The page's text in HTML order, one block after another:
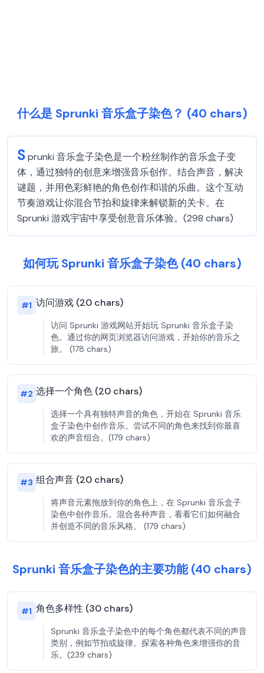
什么是 Sprunki 音乐盒子染色？ (40 chars)
Sprunki 音乐盒子染色是一个粉丝制作的音乐盒子变
体，通过独特的创意来增强音乐创作。结合声音，解决
谜题，并用色彩鲜艳的角色创作和谐的乐曲。这个互动
节奏游戏让你混合节拍和旋律来解锁新的关卡。在
Sprunki 游戏宇宙中享受创意音乐体验。(298 chars)
如何玩 Sprunki 音乐盒子染色 (40 chars)
#1 访问游戏 (20 chars)
访问 Sprunki 游戏网站开始玩 Sprunki 音乐盒子染
色。通过你的网页浏览器访问游戏，开始你的音乐之
旅。 (178 chars)
#2 选择一个角色 (20 chars)
选择一个具有独特声音的角色，开始在 Sprunki 音乐
盒子染色中创作音乐。尝试不同的角色来找到你最喜
欢的声音组合。(179 chars)
#3 组合声音 (20 chars)
将声音元素拖放到你的角色上，在 Sprunki 音乐盒子
染色中创作音乐。混合各种声音，看看它们如何融合
并创造不同的音乐风格。 (179 chars)
Sprunki 音乐盒子染色的主要功能 (40 chars)
#1 角色多样性 (30 chars)
Sprunki 音乐盒子染色中的每个角色都代表不同的声音
类别，例如节拍或旋律。探索各种角色来增强你的音
乐。(239 chars)